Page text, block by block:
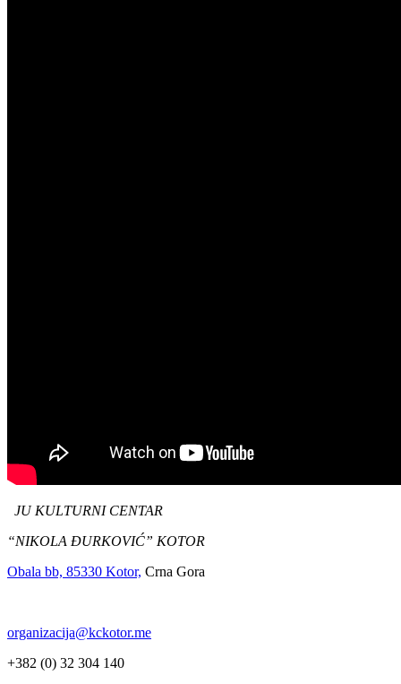
JU KULTURNI CENTAR
“NIKOLA ĐURKOVIĆ” KOTOR
Obala bb, 85330 Kotor, Crna Gora
organizacija@kckotor.me
+382 (0) 32 304 140